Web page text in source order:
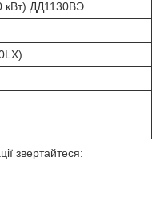
кВт) ДД1130ВЭ
звертайтеся: